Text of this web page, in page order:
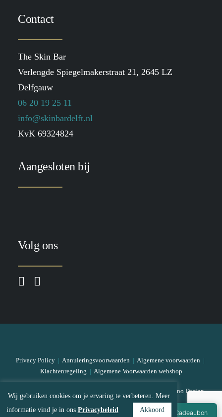
Contact
The Skin Bar
Verlengde Spiegelmakerstraat 21, 2645 LZ
Delfgauw
06 20 19 25 11
info@skinbardelft.nl
KvK 69324824
Aangesloten bij
Volg ons
Privacy Policy | Annuleringsvoorwaarden | Algemene voorwaarden |
Klachtenregeling | Algemene Voorwaarden webshop
Designed by Mono Design
Wij gebruiken cookies om je ervaring te verbeteren. Meer
informatie vind je in ons Privacybeleid Akkoord